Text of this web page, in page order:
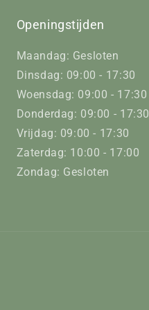
Openingstijden
Maandag: Gesloten
Dinsdag: 09:00 - 17:30
Woensdag: 09:00 - 17:30
Donderdag: 09:00 - 17:30
Vrijdag: 09:00 - 17:30
Zaterdag: 10:00 - 17:00
Zondag: Gesloten